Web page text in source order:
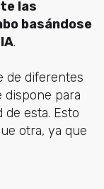
las
basándose
.
de diferentes
dispone para
esta. Esto
otra, ya que